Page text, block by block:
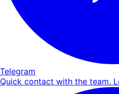
Telegram
Quick contact with the team.